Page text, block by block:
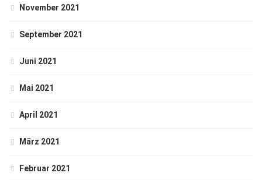
November 2021
September 2021
Juni 2021
Mai 2021
April 2021
März 2021
Februar 2021